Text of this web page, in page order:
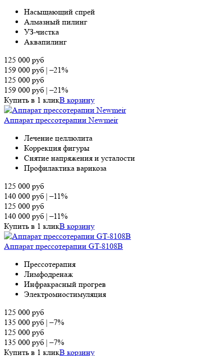
Насыщающий спрей
Алмазный пилинг
УЗ-чистка
Аквапилинг
125 000 руб
159 000 руб |–21%
125 000 руб
159 000 руб |–21%
Купить в 1 кликВ корзину
Аппарат прессотерапии Newmeir
Лечение целлюлита
Коррекция фигуры
Снятие напряжения и усталости
Профилактика варикоза
125 000 руб
140 000 руб |–11%
125 000 руб
140 000 руб |–11%
Купить в 1 кликВ корзину
Аппарат прессотерапии GT-8108B
Прессотерапия
Лимфодренаж
Инфракрасный прогрев
Электромиостимуляция
125 000 руб
135 000 руб |–7%
125 000 руб
135 000 руб |–7%
Купить в 1 кликВ корзину